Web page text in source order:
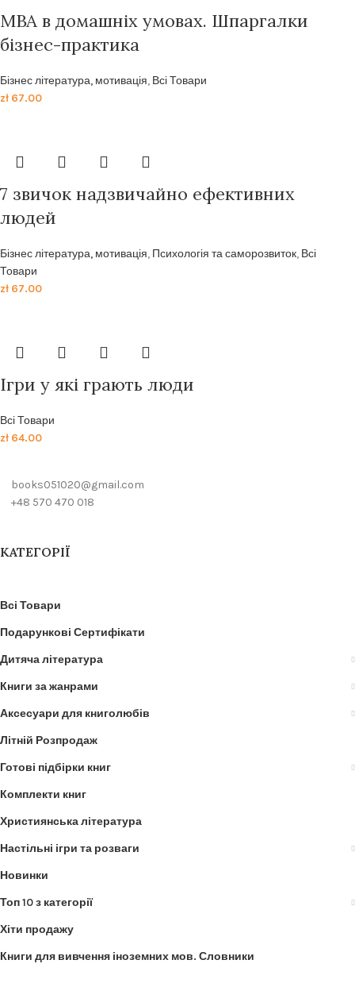
MBA в домашніх умовах. Шпаргалки
бізнес-практика
Бізнес література, мотивація, Всі Товари
zł 67.00
7 звичок надзвичайно ефективних
людей
Бізнес література, мотивація, Психологія та саморозвиток, Всі
Товари
zł 67.00
Ігри у які грають люди
Всі Товари
zł 64.00
books051020@gmail.com
+48 570 470 018
КАТЕГОРІЇ
Всі Товари
Подарункові Сертифікати
Дитяча література
Книги за жанрами
Аксесуари для книголюбів
Літній Розпродаж
Готові підбірки книг
Комплекти книг
Християнська література
Настільні ігри та розваги
Новинки
Топ 10 з категорії
Хіти продажу
Книги для вивчення іноземних мов. Словники